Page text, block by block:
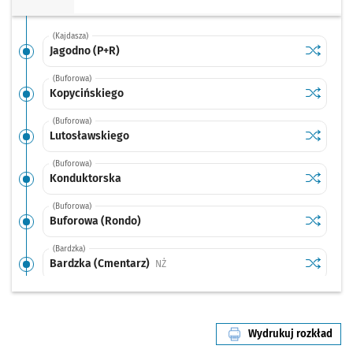
(Kajdasza)
Jagodno (P+R) Sprawdź
Jagodno
(Buforowa)
Kopycińskiego Sprawdź
(Buforowa)
Lutosławskiego Sprawdź
(Buforowa)
Konduktorska Sprawdź
(Buforowa)
Buforowa (Rondo) Sprawdź
(Bardzka)
Bardzka (Cmentarz) NŻPrzystanek na życzenie Sprawdź
Bardzka
(Bardzka)
Sprawdź
Krynicka
Wydrukuj rozkład
linii nr N